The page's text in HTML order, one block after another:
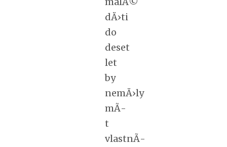
dÄ›ti
do
deset
let
by
nemÄ›ly
mÃ­
t
vlastnÃ­